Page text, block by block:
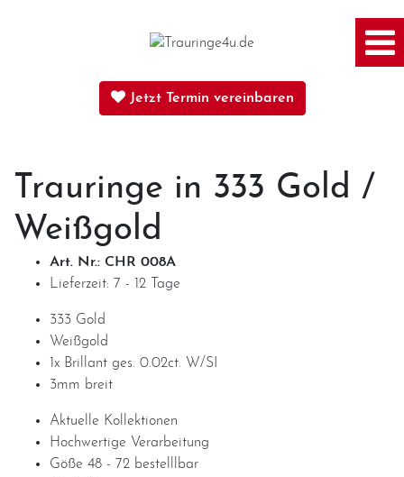
Jetzt Termin vereinbaren
Trauringe in 333 Gold /
Weißgold
Art. Nr.: CHR 008A
Lieferzeit: 7 - 12 Tage
333 Gold
Weißgold
1x Brillant ges. 0.02ct. W/SI
3mm breit
Aktuelle Kollektionen
Hochwertige Verarbeitung
Göße 48 - 72 bestelllbar
Home
Verlobungsringe
Partnerringe
Angebot des Monats
Service